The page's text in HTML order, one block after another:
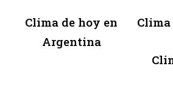
Clima de hoy en
Argentina